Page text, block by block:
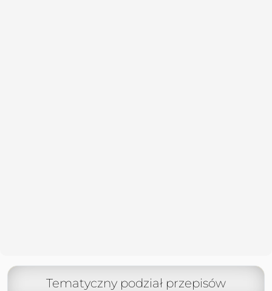
Tematyczny podział przepisów